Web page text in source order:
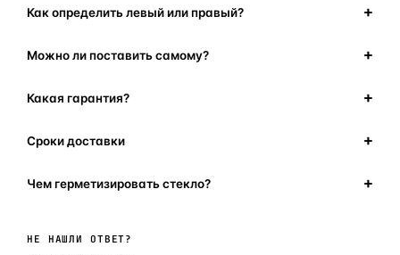
Как определить левый или правый?
Можно ли поставить самому?
Какая гарантия?
Сроки доставки
Чем герметизировать стекло?
НЕ НАШЛИ ОТВЕТ?